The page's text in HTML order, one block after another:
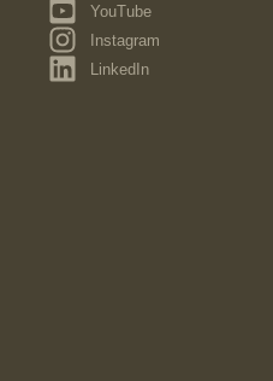
YouTube
Instagram
LinkedIn